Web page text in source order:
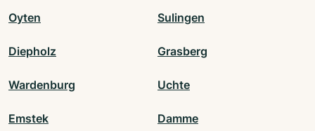
Oyten Sulingen
Diepholz Grasberg
Wardenburg Uchte
Emstek Damme